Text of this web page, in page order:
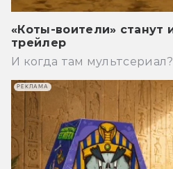
«Коты-воители» станут
трейлер
И когда там мультсериал?
РЕКЛАМА